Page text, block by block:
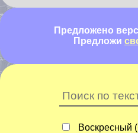
Предложено
Предложи
Воскресный